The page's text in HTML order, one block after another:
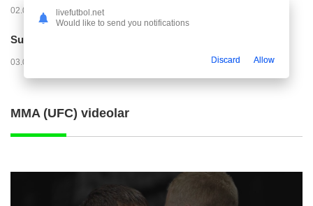
02.08.2026 01:08 3978
Superliga. "Dinamo" – "Neftchi" (matnli...
03.08.2026 20:32
MMA (UFC) videolar
livefutbol.net
Would like to send you notifications
Discard Allow